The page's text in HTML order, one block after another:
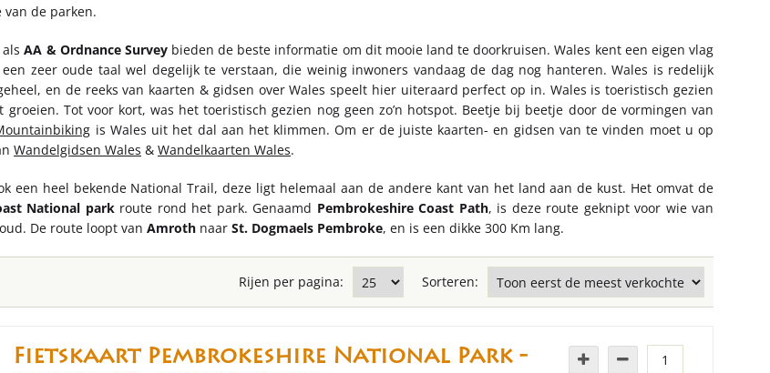
van de parken.
alsAA & Ordnance Surveybieden de beste informatie om dit mooie land te doorkruisen. Wales kent een eigen vlag
zeer oude taal wel degelijk te verstaan, die weinig inwoners vandaag de dag nog hanteren. Wales is redelijk
en de reeks van kaarten & gidsen over Wales speelt hier uiteraard perfect op in. Wales is toeristisch gezien
groeien. Tot voor kort, was het toeristisch gezien nog geen zo’n hotspot. Beetje bij beetje door de vormingen van
is Wales uit het dal aan het klimmen. Om er de juiste kaarten- en gidsen van te vinden moet u op
Wandelgidsen Wales & Wandelkaarten Wales.
een heel bekende National Trail, deze ligt helemaal aan de andere kant van het land aan de kust. Het omvat de
National parkroute rond het park. Genaamd Pembrokeshire Coast Path, is deze route geknipt voor wie van
De route loopt van Amroth naar St. Dogmaels Pembroke, en is een dikke 300 Km lang.
Rijen per pagina: Sorteren:
Fietskaart Pembrokeshire National Park -